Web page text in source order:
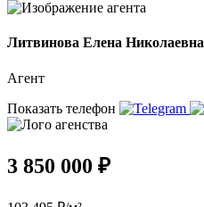
Литвинова Елена Николаевна
Агент
Показать телефон
3 850 000 ₽